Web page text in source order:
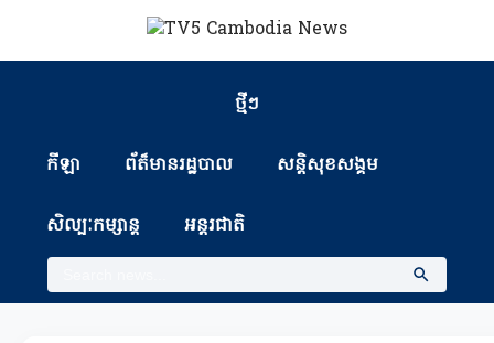
ថ្មីៗ
កីឡា ព័ត៏មានរដ្ឋបាល សន្តិសុខសង្គម
សិល្បៈកម្សាន្ត អន្តរជាតិ